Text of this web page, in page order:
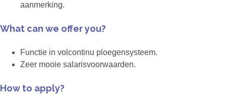
aanmerking.
What can we offer you?
Functie in volcontinu ploegensysteem.
Zeer mooie salarisvoorwaarden.
How to apply?